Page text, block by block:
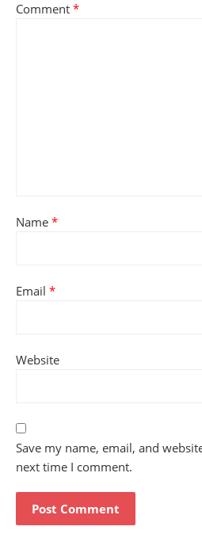
Comment *
Name *
Email *
Website
Save my name, email, and
next time I comment.